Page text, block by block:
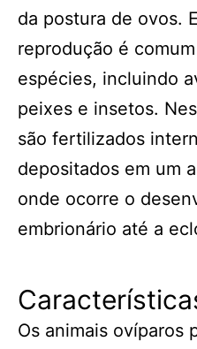
da postura de ovos.
reprodução é
espécies, incluindo
peixes e insetos.
são fertilizados
depositados em um
onde ocorre o
embrionário até a
Os animais ovíparos